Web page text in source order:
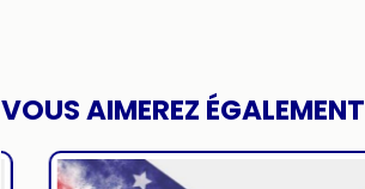
VOUS AIMEREZ ÉGALEMENT